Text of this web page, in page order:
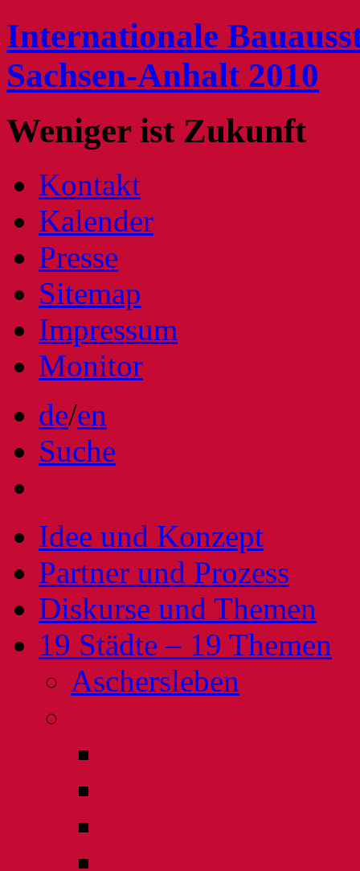
Internationale
Sachsen-Anhalt 2010
Weniger ist Zukunft
Kontakt
Kalender
Presse
Sitemap
Impressum
Monitor
de/en
Suche
Idee und Konzept
Partner und Prozess
Diskurse und Themen
19 Städte – 19 Themen
Aschersleben